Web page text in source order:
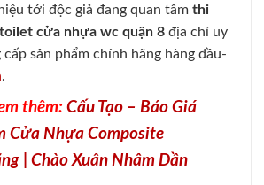
tới độc giả đang quan tâm thi
cửa nhựa wc quận 8 địa chỉ uy
sản phẩm chính hãng hàng đầu-
.
thêm: Cấu Tạo – Báo Giá
Cửa Nhựa Composite
| Chào Xuân Nhâm Dần